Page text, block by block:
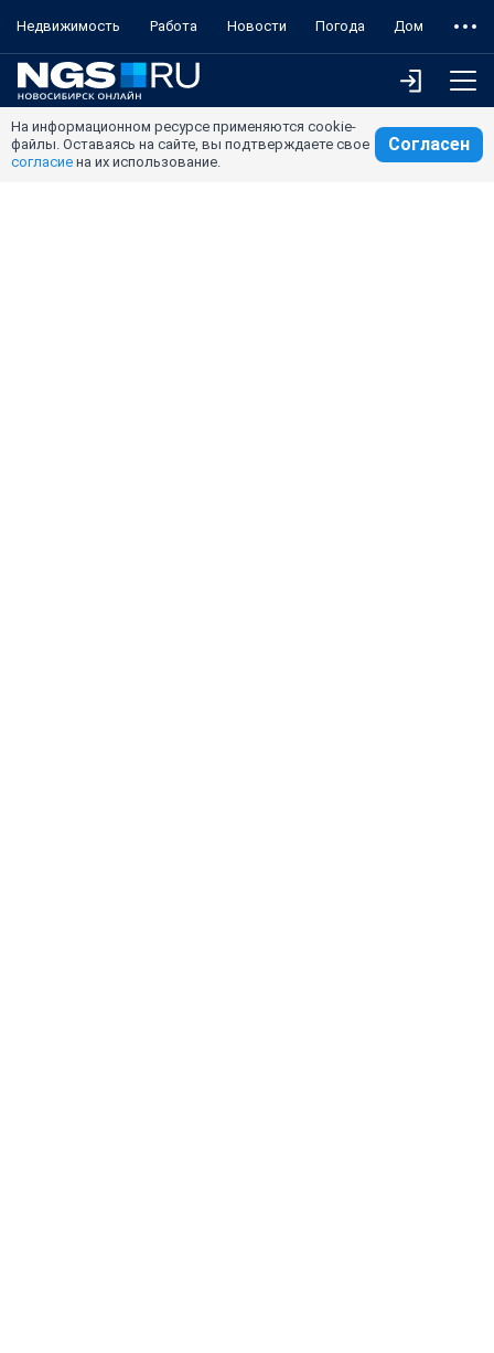
Недвижимость Работа Новости Погода Дом
На информационном ресурсе применяются cookie-
файлы. Оставаясь на сайте, вы подтверждаете свое
согласие на их использование.
Согласен